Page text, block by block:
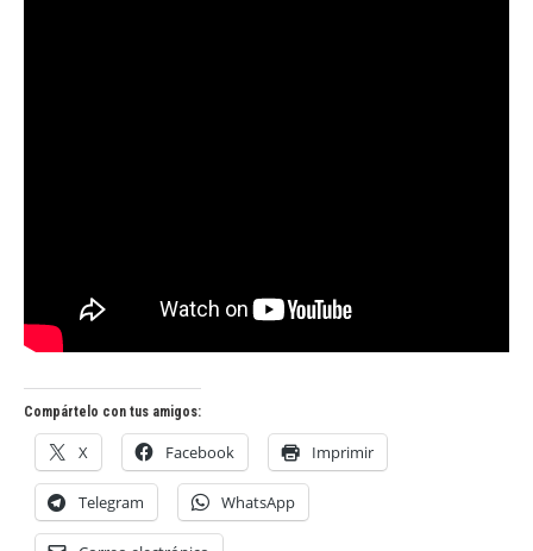
Compártelo con tus amigos:
X Facebook Imprimir
Telegram WhatsApp